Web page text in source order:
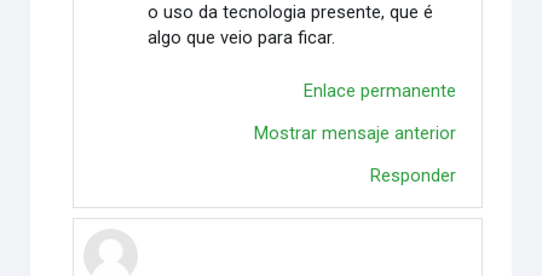
o uso da tecnologia presente, que é
algo que veio para ficar.
Enlace permanente
Mostrar mensaje anterior
Responder